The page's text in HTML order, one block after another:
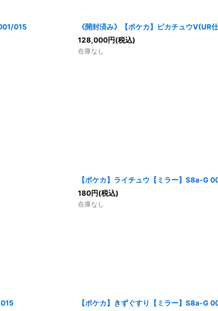
絞り
015
《開封済み》【ポケカ】ピカチュウ
128,000円(税込)
在庫なし
【ポケカ】ライチュウ【ミラー】S8a-G
180円(税込)
在庫なし
【ポケカ】きずぐすり【ミラー】S8a-G